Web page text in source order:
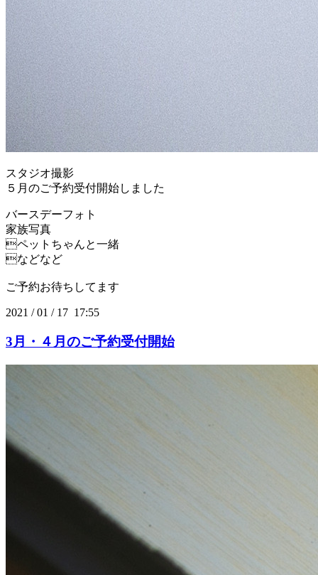
スタジオ撮影
５月のご予約受付開始しました
バースデーフォト
家族写真
ペットちゃんと一緒
などなど
ご予約お待ちしてます
2021 /01 / 17 17:55
3月・４月のご予約受付開始